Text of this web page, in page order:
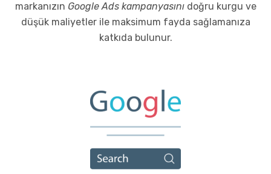
markanızın Google Ads kampanyasınıdoğru kurgu ve
düşük maliyetler ile maksimum fayda sağlamanıza
katkıda bulunur.